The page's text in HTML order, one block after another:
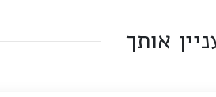
אותך